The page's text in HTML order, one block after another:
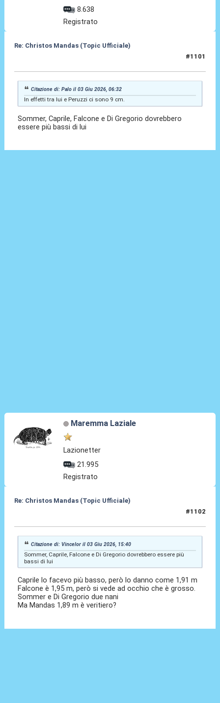
8.638
Registrato
Re: Christos Mandas (Topic Ufficiale)
#1101
Citazione di: Palo il 03 Giu 2026, 06:32
In effetti tra lui e Peruzzi ci sono 9 cm.
Sommer, Caprile, Falcone e Di Gregorio dovrebbero
essere più bassi di lui
Maremma Laziale
Lazionetter
21.995
Registrato
Re: Christos Mandas (Topic Ufficiale)
#1102
Citazione di: Vincelor il 03 Giu 2026, 15:40
Sommer, Caprile, Falcone e Di Gregorio dovrebbero essere più
bassi di lui
Caprile lo facevo più basso, però lo danno come 1,91 m
Falcone è 1,95 m, però si vede ad occhio che è grosso.
Sommer e Di Gregorio due nani
Ma Mandas 1,89 m è veritiero?